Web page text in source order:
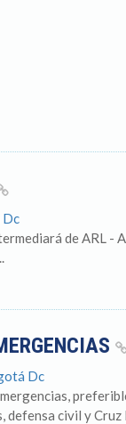
Dc
de ARL
Dc
civil y Cruz